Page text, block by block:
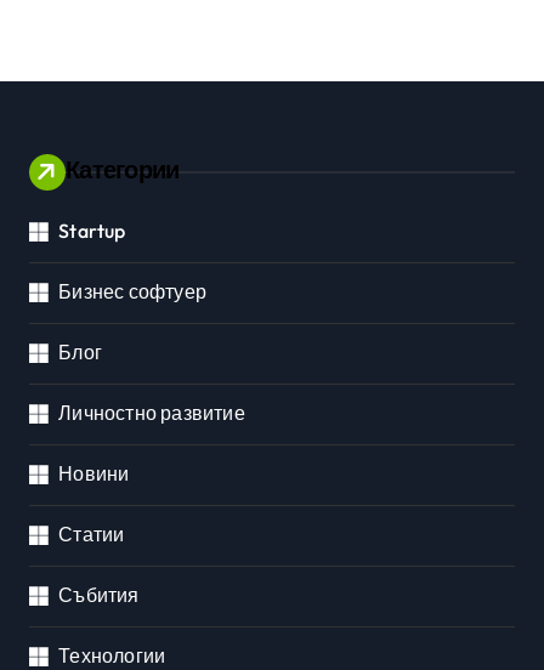
Категории
Startup
Бизнес софтуер
Блог
Личностно развитие
Новини
Статии
Събития
Технологии